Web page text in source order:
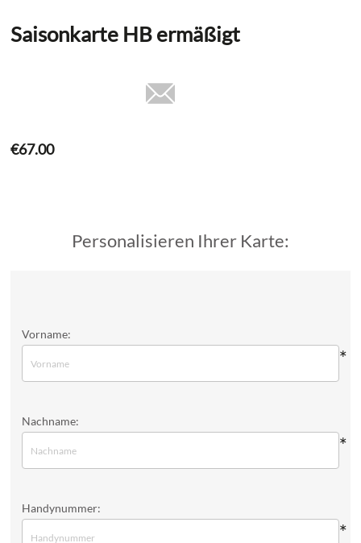
Saisonkarte HB ermäßigt
€67.00
Personalisieren Ihrer Karte:
Vorname:
*
Nachname:
*
Handynummer:
*